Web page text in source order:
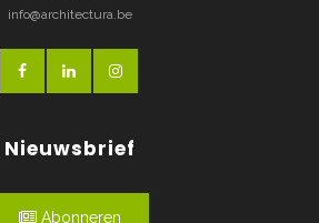
info@architectura.be
Nieuwsbrief
Abonneren